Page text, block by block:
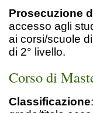
Prosecuzione
accesso agli
ai corsi/scuole
di 2° livello.
Corso di
Classificazione